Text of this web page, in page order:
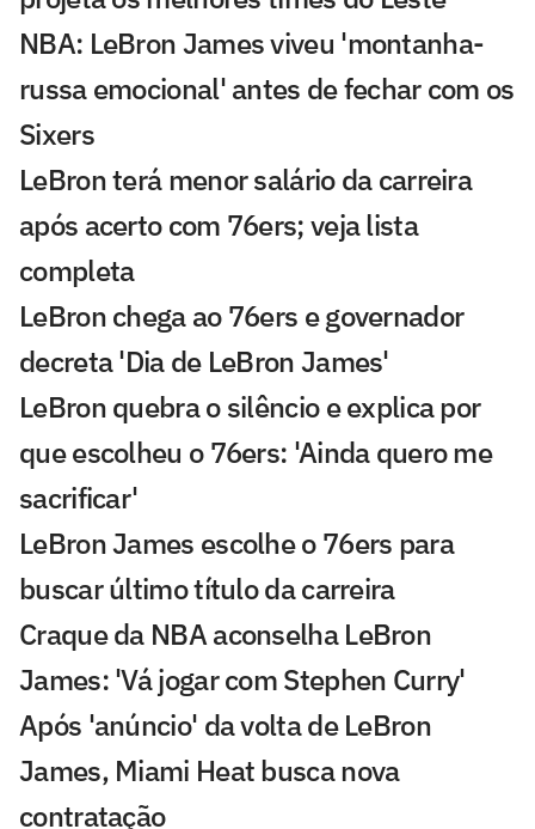
NBA: LeBron James viveu 'montanha-
russa emocional' antes de fechar com os
Sixers
LeBron terá menor salário da carreira
após acerto com 76ers; veja lista
completa
LeBron chega ao 76ers e governador
decreta 'Dia de LeBron James'
LeBron quebra o silêncio e explica por
que escolheu o 76ers: 'Ainda quero me
sacrificar'
LeBron James escolhe o 76ers para
buscar último título da carreira
Craque da NBA aconselha LeBron
James: 'Vá jogar com Stephen Curry'
Após 'anúncio' da volta de LeBron
James, Miami Heat busca nova
contratação